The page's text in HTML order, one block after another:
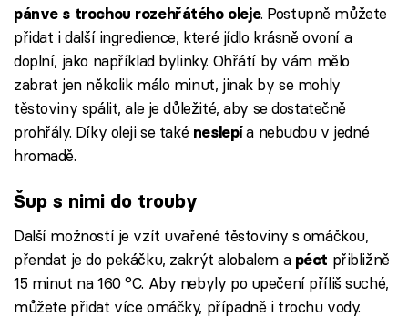
pánve s trochou rozehřátého oleje. Postupně můžete
přidat i další ingredience, které jídlo krásně ovoní a
doplní, jako například bylinky. Ohřátí by vám mělo
zabrat jen několik málo minut, jinak by se mohly
těstoviny spálit, ale je důležité, aby se dostatečně
prohřály. Díky oleji se také neslepía nebudou v jedné
hromadě.
Šup s nimi do trouby
Další možností je vzít uvařené těstoviny s omáčkou,
přendat je do pekáčku, zakrýt alobalem a péct přibližně
15 minut na 160 °C. Aby nebyly po upečení příliš suché,
můžete přidat více omáčky, případně i trochu vody.